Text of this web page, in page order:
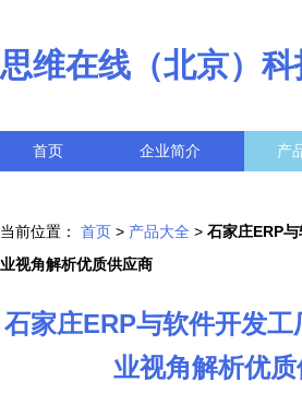
思维在线（北京）科
首页 企业简介 产
当前位置： 首页 > 产品大全 > 石家庄ERP
业视角解析优质供应商
石家庄ERP与软件开发
业视角解析优